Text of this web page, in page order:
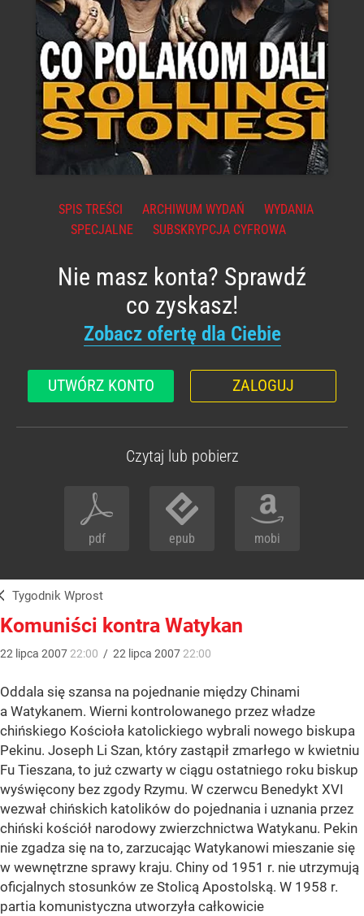
SPIS TREŚCI ARCHIWUM WYDAŃ
WYDANIA
SPECJALNE
SUBSKRYPCJA CYFROWA
Nie masz konta? Sprawdź
co zyskasz!
Zobacz ofertę dla Ciebie
UTWÓRZ KONTO ZALOGUJ
Czytaj lub pobierz
pdf epub mobi
Tygodnik Wprost
Komuniści kontra Watykan
22 lipca 2007 22:00 / 22 lipca 2007 22:00
Oddala się szansa na pojednanie między Chinami
a Watykanem. Wierni kontrolowanego przez władze
chińskiego Kościoła katolickiego wybrali nowego biskupa
Pekinu. Joseph Li Szan, który zastąpił zmarłego w kwietniu
Fu Tieszana, to już czwarty w ciągu ostatniego roku biskup
wyświęcony bez zgody Rzymu. W czerwcu Benedykt XVI
wezwał chińskich katolików do pojednania i uznania przez
chiński kościół narodowy zwierzchnictwa Watykanu. Pekin
nie zgadza się na to, zarzucając Watykanowi mieszanie się
w wewnętrzne sprawy kraju. Chiny od 1951 r. nie utrzymują
oficjalnych stosunków ze Stolicą Apostolską. W 1958 r.
partia komunistyczna utworzyła całkowicie